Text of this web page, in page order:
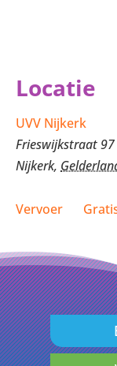
Locatie
UVV Nijkerk
Frieswijkstraat 97
Nijkerk,
Vervoer